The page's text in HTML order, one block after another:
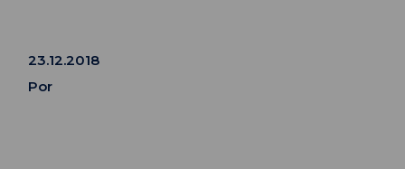
23.12.2018
Por